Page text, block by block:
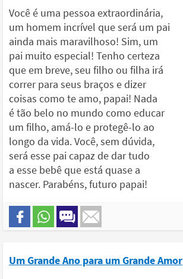
Você é uma pessoa extraordinária,
um homem incrível que será um pai
ainda mais maravilhoso! Sim, um
pai muito especial! Tenho certeza
que em breve, seu filho ou filha irá
correr para seus braços e dizer
coisas como te amo, papai! Nada
é tão belo no mundo como educar
um filho, amá-lo e protegê-lo ao
longo da vida. Você, sem dúvida,
será esse pai capaz de dar tudo
a esse bebê que está quase a
nascer. Parabéns, futuro papai!
Um Grande Ano para um Grande Amor